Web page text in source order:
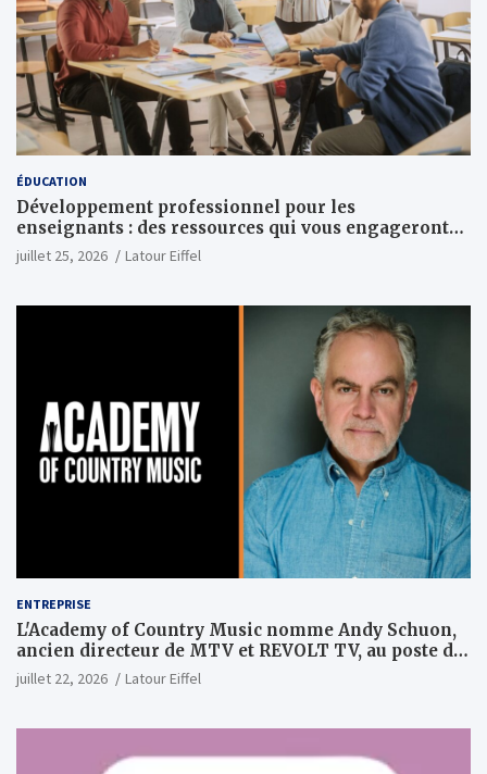
ÉDUCATION
Développement professionnel pour les
enseignants : des ressources qui vous engageront
vraiment
juillet 25, 2026 Latour Eiffel
ENTREPRISE
L'Academy of Country Music nomme Andy Schuon,
ancien directeur de MTV et REVOLT TV, au poste de
PDG
juillet 22, 2026 Latour Eiffel